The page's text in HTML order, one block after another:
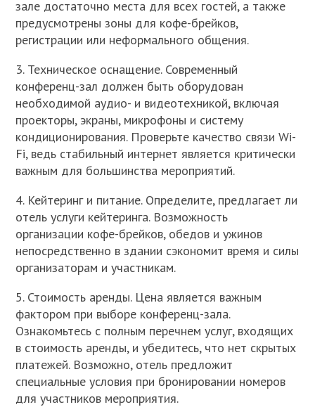
зале достаточно места для всех гостей, а также
предусмотрены зоны для кофе-брейков,
регистрации или неформального общения.
3. Техническое оснащение. Современный
конференц-зал должен быть оборудован
необходимой аудио- и видеотехникой, включая
проекторы, экраны, микрофоны и систему
кондиционирования. Проверьте качество связи Wi-
Fi, ведь стабильный интернет является критически
важным для большинства мероприятий.
4. Кейтеринг и питание. Определите, предлагает ли
отель услуги кейтеринга. Возможность
организации кофе-брейков, обедов и ужинов
непосредственно в здании сэкономит время и силы
организаторам и участникам.
5. Стоимость аренды. Цена является важным
фактором при выборе конференц-зала.
Ознакомьтесь с полным перечнем услуг, входящих
в стоимость аренды, и убедитесь, что нет скрытых
платежей. Возможно, отель предложит
специальные условия при бронировании номеров
для участников мероприятия.